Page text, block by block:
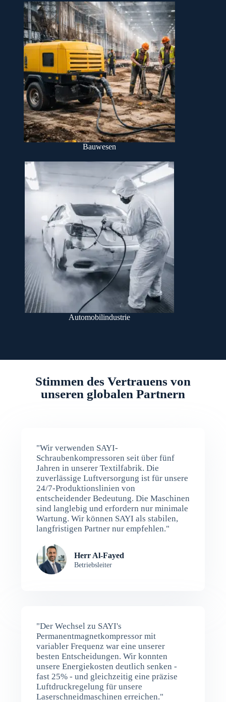
Bauwesen
Automobilindustrie
Stimmen des Vertrauens von
unseren globalen Partnern
"Wir verwenden SAYI-
Schraubenkompressoren seit über fünf
Jahren in unserer Textilfabrik. Die
zuverlässige Luftversorgung ist für unsere
24/7-Produktionslinien von
entscheidender Bedeutung. Die Maschinen
sind langlebig und erfordern nur minimale
Wartung. Wir können SAYI als stabilen,
langfristigen Partner nur empfehlen."
Herr Al-Fayed
Betriebsleiter
"Der Wechsel zu SAYI's
Permanentmagnetkompressor mit
variabler Frequenz war eine unserer
besten Entscheidungen. Wir konnten
unsere Energiekosten deutlich senken -
fast 25% - und gleichzeitig eine präzise
Luftdruckregelung für unsere
Laserschneidmaschinen erreichen."